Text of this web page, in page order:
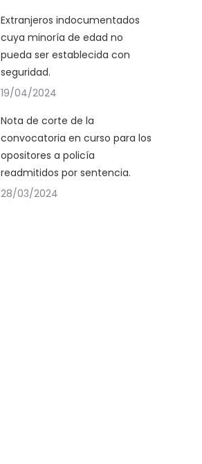
Extranjeros indocumentados
cuya minoría de edad no
pueda ser establecida con
seguridad.
19/04/2024
Nota de corte de la
convocatoria en curso para los
opositores a policía
readmitidos por sentencia.
28/03/2024